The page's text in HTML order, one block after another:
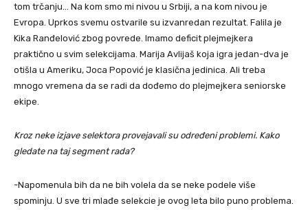
tom trčanju… Na kom smo mi nivou u Srbiji, a na kom nivou je
Evropa. Uprkos svemu ostvarile su izvanredan rezultat. Falila je
Kika Ranđelović zbog povrede. Imamo deficit plejmejkera
praktično u svim selekcijama. Marija Avlijaš koja igra jedan-dva je
otišla u Ameriku, Joca Popović je klasična jedinica. Ali treba
mnogo vremena da se radi da dođemo do plejmejkera seniorske
ekipe.
Kroz neke izjave selektora provejavali su određeni problemi. Kako
gledate na taj segment rada?
-Napomenula bih da ne bih volela da se neke podele više
spominju. U sve tri mlađe selekcie je ovog leta bilo puno problema.